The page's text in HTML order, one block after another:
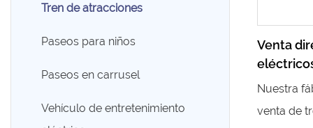
Tren de atracciones
Paseos para niños
Paseos en carrusel
Vehículo de entretenimiento
Venta
trenes
Nuestra
venta de